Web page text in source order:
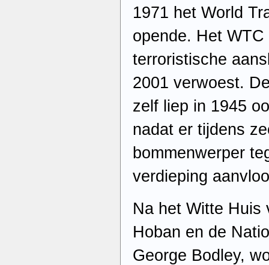
1971 het World
opende. Het
terroristische
2001 verwoest.
zelf liep in 1945
nadat er tijdens
bommenwerper
verdieping
Na het Witte Huis
Hoban en de
George Bodley,